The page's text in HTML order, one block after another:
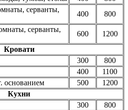
серванты,
400
800
серванты,
600
1200
Кровати
300
800
400
1100
основанием
500
1200
Кухни
300
800